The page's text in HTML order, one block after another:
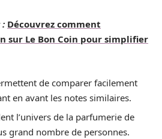
: Découvrez comment
sur Le Bon Coin pour simplifier
de comparer facilement
en avant les notes similaires.
l’univers de la parfumerie de
grand nombre de personnes.